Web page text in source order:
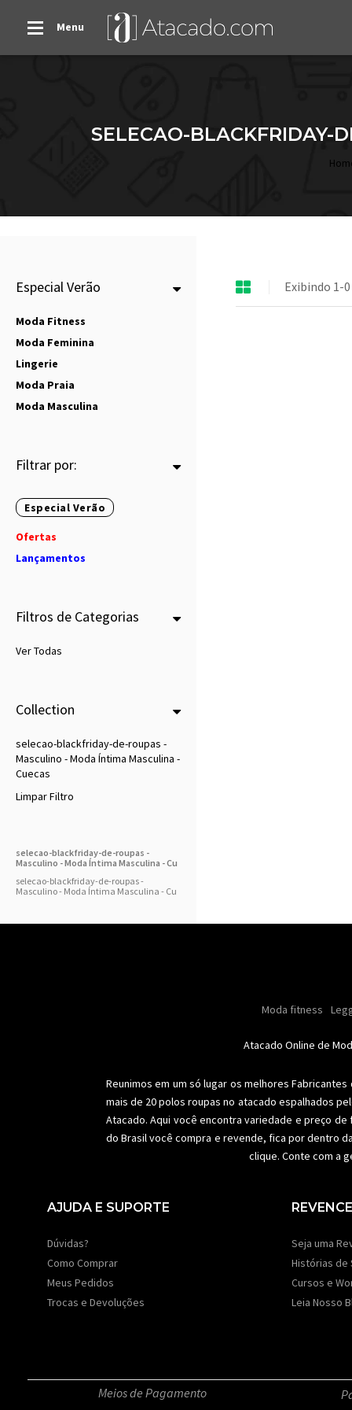
Menu
SELECAO-BLACKFRIDAY-
Especial Verão
Moda Fitness
Moda Feminina
Lingerie
Moda Praia
Moda Masculina
Filtrar por:
Especial Verão
Ofertas
Lançamentos
Filtros de Categorias
Ver Todas
Collection
selecao-blackfriday-de-roupas -
Masculino - Moda Íntima Masculina -
Cuecas
Limpar Filtro
selecao-blackfriday-de-roupas -
Masculino - Moda Íntima Masculina - Cu
selecao-blackfriday-de-roupas -
Masculino - Moda Íntima Masculina - Cu
Exibindo 1-
Especial natal Toda loja
Moda masculino Moda
Moda fitness
Atacado Online de
Reunimos em um só lugar os melhoresFabricantes
mais de 20 polos roupas no atacado espalhados
Atacado. Aqui você encontra variedade e preço
do Brasil você compra e revende, fica por dentro
clique. Conte com a
AJUDA E SUPORTE
Dúvidas?
Como Comprar
Meus Pedidos
Trocas e Devoluções
Seja uma
Histórias de
Cursos e
Leia Nosso
Meios de Pagamento